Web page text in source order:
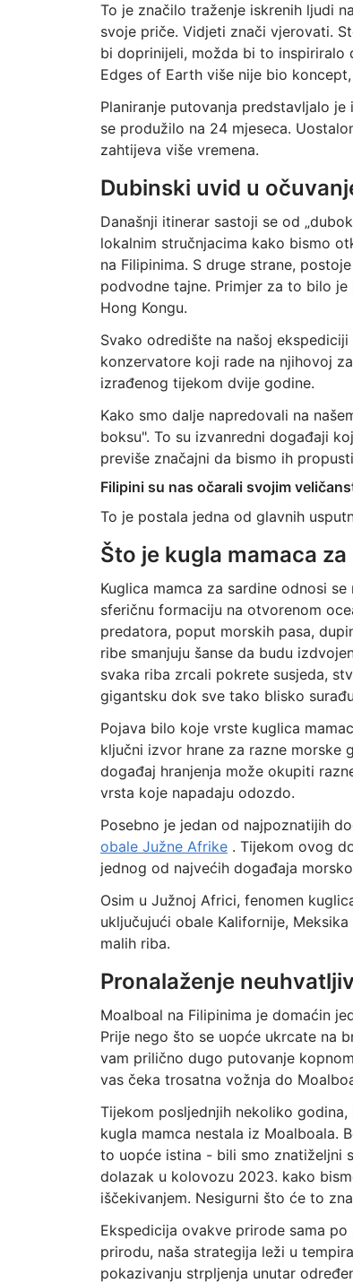
To je značilo traženje iskrenih ljudi
svoje priče. Vidjeti znači vjerovati.
bi doprinijeli, možda bi to inspiriralo
Edges of Earth više nije bio
Planiranje putovanja predstavljalo
se produžilo na 24 mjeseca.
zahtijeva više vremena.
Dubinski uvid u
Današnji itinerar sastoji se od
lokalnim stručnjacima kako bismo
na Filipinima. S druge strane,
podvodne tajne. Primjer za to bilo
Hong Kongu.
Svako odredište na našoj
konzervatore koji rade na njihovoj
izrađenog tijekom dvije godine.
Kako smo dalje napredovali na
boksu". To su izvanredni događaji
previše značajni da bismo ih
Filipini su nas očarali svojim
To je postala jedna od glavnih
Što je kugla mamaca za
Kuglica mamca za sardine odnosi
sferičnu formaciju na otvorenom
predatora, poput morskih pasa,
ribe smanjuju šanse da budu
svaka riba zrcali pokrete susjeda,
gigantsku dok sve tako blisko
Pojava bilo koje vrste kuglica
ključni izvor hrane za razne morske
događaj hranjenja može okupiti
vrsta koje napadaju odozdo.
Posebno je jedan od najpoznatijih
obale Južne Afrike. Tijekom ovog
jednog od najvećih događaja
Osim u Južnoj Africi, fenomen
uključujući obale Kalifornije,
malih riba.
Pronalaženje
Moalboal na Filipinima je domaćin
Prije nego što se uopće ukrcate na
vam prilično dugo putovanje
vas čeka trosatna vožnja do
Tijekom posljednjih nekoliko
kugla mamca nestala iz Moalboala.
to uopće istina - bili smo znatiželjni
dolazak u kolovozu 2023. kako
iščekivanjem. Nesigurni što će to
Ekspedicija ovakve prirode sama
prirodu, naša strategija leži u
pokazivanju strpljenja unutar